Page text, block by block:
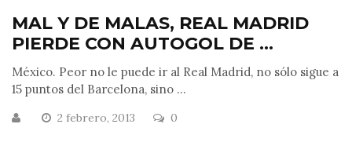
MAL Y DE MALAS, REAL MADRID
PIERDE CON AUTOGOL DE ...
México. Peor no le puede ir al Real Madrid, no sólo sigue a
15 puntos del Barcelona, sino ...
2 febrero, 2013 0